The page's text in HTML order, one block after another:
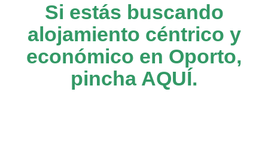
Si estás buscando
alojamiento céntrico y
económico en Oporto,
pincha AQUÍ.